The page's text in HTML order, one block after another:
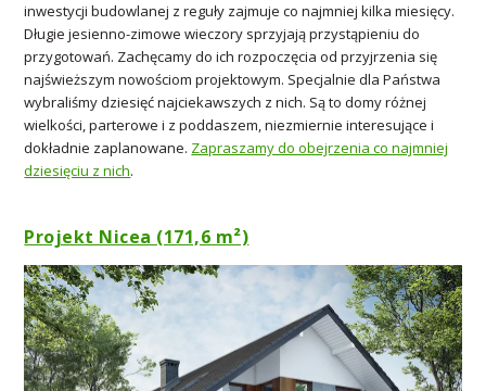
inwestycji budowlanej z reguły zajmuje co najmniej kilka miesięcy.
Długie jesienno-zimowe wieczory sprzyjają przystąpieniu do
przygotowań. Zachęcamy do ich rozpoczęcia od przyjrzenia się
najświeższym nowościom projektowym. Specjalnie dla Państwa
wybraliśmy dziesięć najciekawszych z nich. Są to domy różnej
wielkości, parterowe i z poddaszem, niezmiernie interesujące i
dokładnie zaplanowane. Zapraszamy do obejrzenia co najmniej
dziesięciu z nich.
Projekt Nicea (171,6 m²)